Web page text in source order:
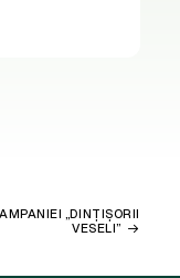
„DINȚIȘORII
VESELI”